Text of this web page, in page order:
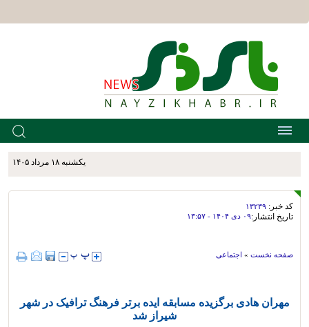
يکشنبه ۱۸ مرداد ۱۴۰۵
کد خبر: ۱۳۲۳۹
تاریخ انتشار:۰۹ دی ۱۴۰۴ - ۱۳:۵۷
صفحه نخست » اجتماعی
مهران هادی برگزیده مسابقه ایده برتر فرهنگ ترافیک در شهر
شیراز شد